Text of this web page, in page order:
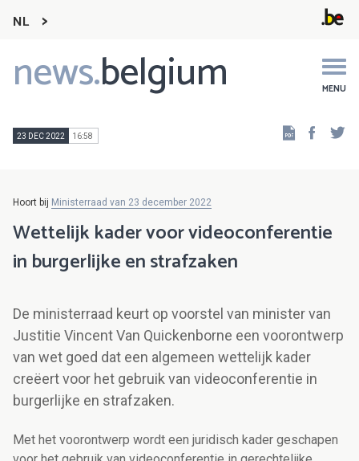
NL
news.belgium MENU
Main
navigation
23 DEC 2022 16:58
Hoort bij Ministerraad van 23 december 2022
Wettelijk kader voor videoconferentie
in burgerlijke en strafzaken
De ministerraad keurt op voorstel van minister van
Justitie Vincent Van Quickenborne een voorontwerp
van wet goed dat een algemeen wettelijk kader
creëert voor het gebruik van videoconferentie in
burgerlijke en strafzaken.
Met het voorontwerp wordt een juridisch kader geschapen